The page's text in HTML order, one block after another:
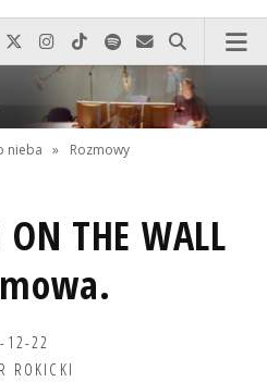
po prostu do nas zadzwoń
Odwiedź nas na Facebook-u
Odwiedź nas na X
Odwiedź nas na Instagram-ie
Odwiedź nas na TikTok-u
Szukaj nas na Spotify
Wyślij do nas
Szukaj
nieba » Rozmowy
THE WALL
12-22
ROKICKI